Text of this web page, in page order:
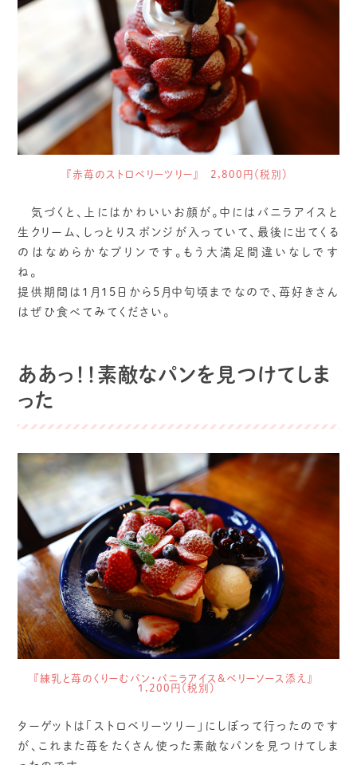
『赤苺のストロベリーツリー』 2,800円（税別）
気づくと、上にはかわいいお顔が。中にはバニラアイスと
生クリーム、しっとりスポンジが入っていて、最後に出てくる
のはなめらかなプリンです。もう大満足間違いなしです
ね。
提供期間は1月15日から5月中旬頃までなので、苺好きさん
はぜひ食べてみてください。
ああっ！！素敵なパンを見つけてしま
った
『練乳と苺のくりーむパン・バニラアイス&ベリーソース添え』
1,200円（税別）
ターゲットは「ストロベリーツリー」にしぼって行ったのです
が、これまた苺をたくさん使った素敵なパンを見つけてしま